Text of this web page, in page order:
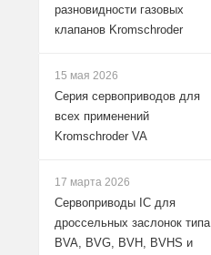
разновидности газовых
клапанов Kromschroder
15 мая 2026
Серия сервоприводов для
всех применений
Kromschroder VA
17 марта 2026
Сервоприводы IC для
дроссельных заслонок типа
BVA, BVG, BVH, BVHS и